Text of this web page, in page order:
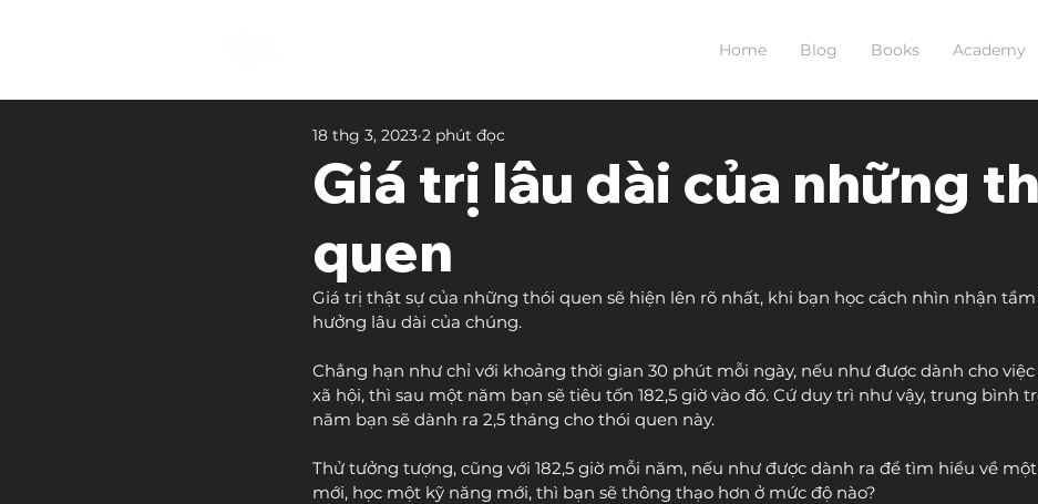
Home Blog Books Academy
Giá trị lâu dài của những
quen
18 thg 3, 2023 2 phút đọc
Giá trị thật sự của những thói quen sẽ hiện lên rõ nhất, khi bạn học cách nhìn nhận
hưởng lâu dài của chúng.
Chẳng hạn như chỉ với khoảng thời gian 30 phút mỗi ngày, nếu như được dành cho
xã hội, thì sau một năm bạn sẽ tiêu tốn 182,5 giờ vào đó. Cứ duy trì như vậy, trung bình
năm bạn sẽ dành ra 2,5 tháng cho thói quen này.
Thử tưởng tượng, cũng với 182,5 giờ mỗi năm, nếu như được dành ra để tìm hiểu về
mới, học một kỹ năng mới, thì bạn sẽ thông thạo hơn ở mức độ nào?